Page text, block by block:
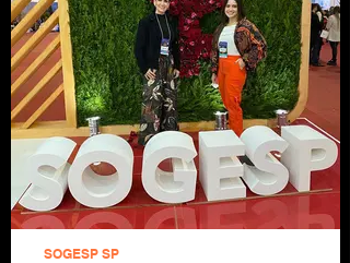
(Conselheiro Fiscal - Suplente), Ronan Paulo
Poletto (Conselheiro Fiscal - Suplente), Farid
Tenório Santos (Gerente Sindical).
SOGESP SP